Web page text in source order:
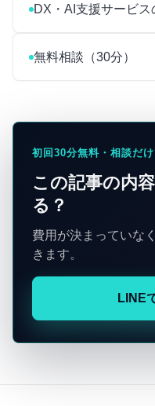
DX・AI支援サービス
無料相談（30分）
初回30分無料・相談だ
この記事の内
る？
費用が決まっていな
きます。
LINE